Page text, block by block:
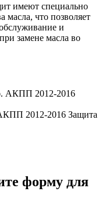
имеют специально
масла, что позволяет
и
замене масла во
2012-2016 Защита
форму для